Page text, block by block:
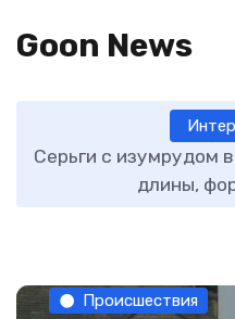
Goon News
Серьги с изумрудом
длины,
Происшествия